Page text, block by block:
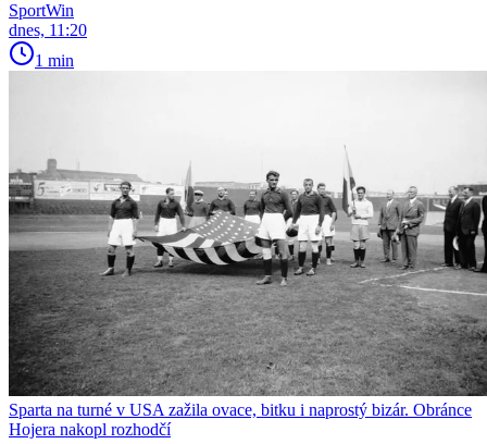
SportWin
dnes, 11:20
1 min
Sparta na turné v USA zažila ovace, bitku i naprostý bizár. Obránce
Hojera nakopl rozhodčí